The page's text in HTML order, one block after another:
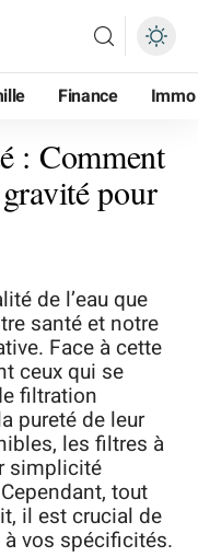
Finance Immo
: Comment
pour
de l’eau que
santé et notre
Face à cette
ceux qui se
filtration
pureté de leur
les filtres à
simplicité
tout
il est crucial de
vos spécificités.